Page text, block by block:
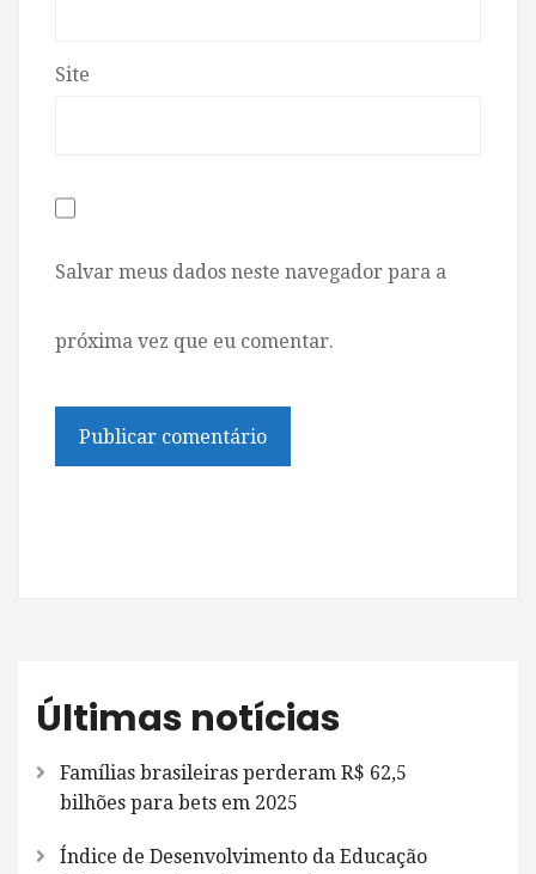
Site
Salvar meus dados neste navegador para a
próxima vez que eu comentar.
Últimas notícias
Famílias brasileiras perderam R$ 62,5
bilhões para bets em 2025
Índice de Desenvolvimento da Educação